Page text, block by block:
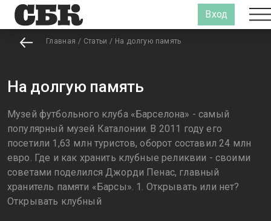
Вход
Главная / Статьи / На долгую память
На долгую память
Музей футбольного клуба «Барселона» - самый
популярный музей Каталонии. В 2011 году его
посетили 1,63 млн туристов, оборот составил 24 млн
евро. Где и как хранить клубные реликвии - своими
советами поделился Джорди Пенас, главный
хранитель памяти «Барсы». 1. Открывать или нет?
Открывать клубный